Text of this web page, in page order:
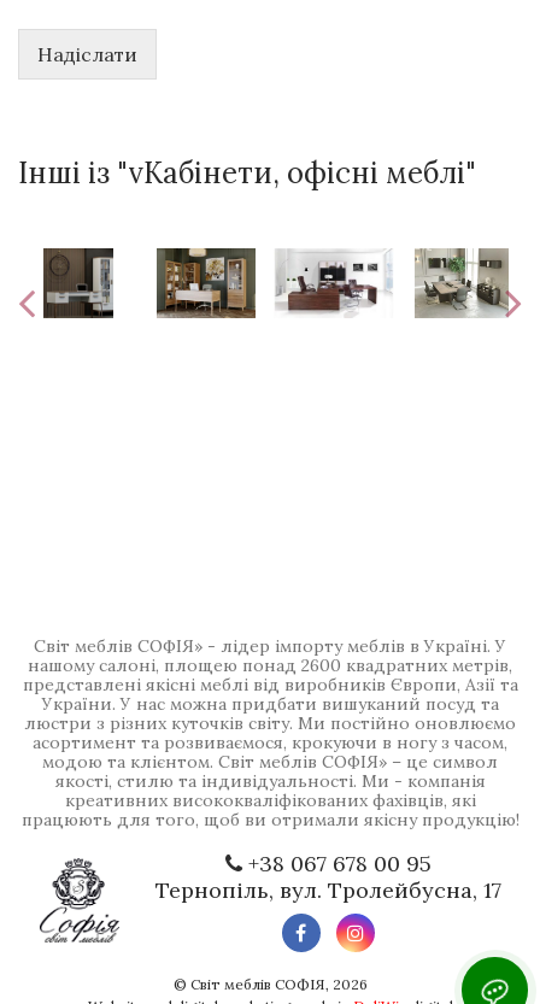
Надіслати
Інші із "vКабінети, офісні меблі"
Світ меблів СОФІЯ» - лідер імпорту меблів в Україні. У
нашому салоні, площею понад 2600 квадратних метрів,
представлені якісні меблі від виробників Європи, Азії та
України. У нас можна придбати вишуканий посуд та
люстри з різних куточків світу. Ми постійно оновлюємо
асортимент та розвиваємося, крокуючи в ногу з часом,
модою та клієнтом. Світ меблів СОФІЯ» – це символ
якості, стилю та індивідуальності. Ми - компанія
креативних висококваліфікованих фахівців, які
працюють для того, щоб ви отримали якісну продукцію!
+38 067 678 00 95
Тернопіль, вул. Тролейбусна, 17
© Світ меблів СОФІЯ, 2026